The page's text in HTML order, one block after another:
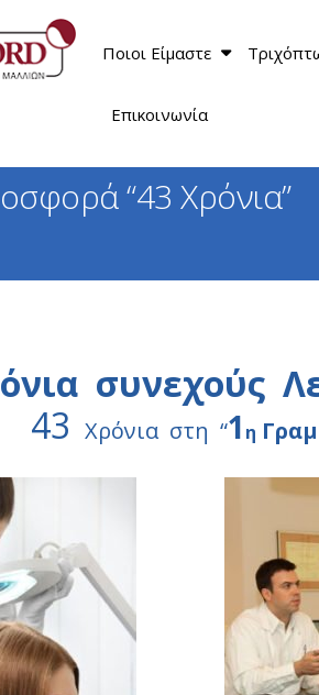
Ποιοι Είμαστε
Επικοινωνία
“43 Χρόνια”
συνεχούς
43 Χρόνια στη “1 η